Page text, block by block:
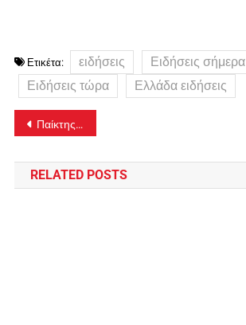
Ετικέτα: ειδήσεις
Ειδήσεις σήμερα
Ειδήσεις τώρα
Ελλάδα ειδήσεις
άρθρων
Παίκτης του Παναθηναϊκού ο Άιζακ Μπόνγκα – Ξανασμίγει με τον Ομπράντοβιτς
RELATED POSTS